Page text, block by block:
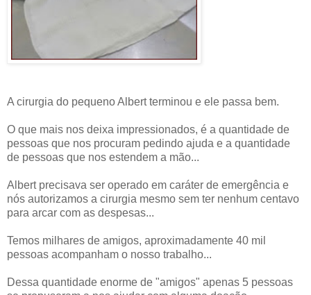
A cirurgia do pequeno Albert terminou e ele passa bem.
O que mais nos deixa impressionados, é a quantidade de
pessoas que nos procuram pedindo ajuda e a quantidade
de pessoas que nos estendem a mão...
Albert precisava ser operado em caráter de emergência e
nós autorizamos a cirurgia mesmo sem ter nenhum centavo
para arcar com as despesas...
Temos milhares de amigos, aproximadamente 40 mil
pessoas acompanham o nosso trabalho...
Dessa quantidade enorme de "amigos" apenas 5 pessoas